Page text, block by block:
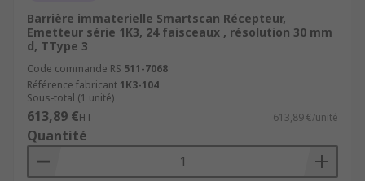
À découvrir également :
Barrières photoélectriques
photoélectriques
bords,Accessoires pour capteurs
Commandez dès aujourd’hui vos barrières
immatérielles de sécurité sur RS et
Barrière immaterielle Smartscan Récepteur,
Emetteur série 1K3, 24 faisceaux , résolution 30 mm
d, TType 3
Code commande RS 511-7068
Référence fabricant 1K3-104
Sous-total (1 unité)
613,89 €HT 613,89 €/unité
Quantité